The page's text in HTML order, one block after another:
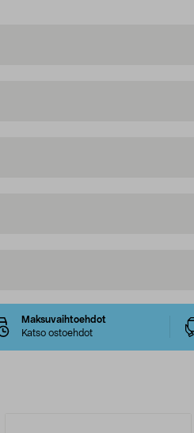
Maksuvaihtoehdot
Katso ostoehdot